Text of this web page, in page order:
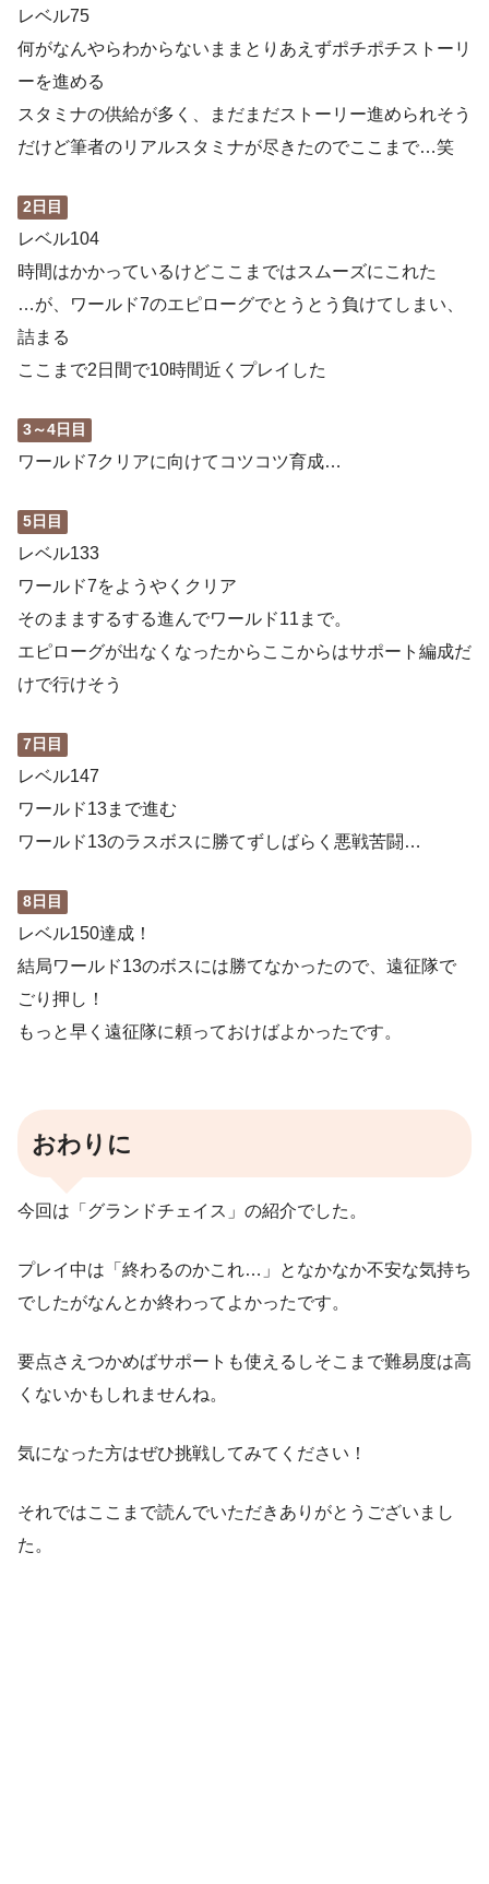
レベル75
何がなんやらわからないままとりあえずポチポチストーリ
ーを進める
スタミナの供給が多く、まだまだストーリー進められそう
だけど筆者のリアルスタミナが尽きたのでここまで…笑
2日目
レベル104
時間はかかっているけどここまではスムーズにこれた
…が、ワールド7のエピローグでとうとう負けてしまい、
詰まる
ここまで2日間で10時間近くプレイした
3～4日目
ワールド7クリアに向けてコツコツ育成…
5日目
レベル133
ワールド7をようやくクリア
そのままするする進んでワールド11まで。
エピローグが出なくなったからここからはサポート編成だ
けで行けそう
7日目
レベル147
ワールド13まで進む
ワールド13のラスボスに勝てずしばらく悪戦苦闘…
8日目
レベル150達成！
結局ワールド13のボスには勝てなかったので、遠征隊で
ごり押し！
もっと早く遠征隊に頼っておけばよかったです。
おわりに
今回は「グランドチェイス」の紹介でした。
プレイ中は「終わるのかこれ…」となかなか不安な気持ち
でしたがなんとか終わってよかったです。
要点さえつかめばサポートも使えるしそこまで難易度は高
くないかもしれませんね。
気になった方はぜひ挑戦してみてください！
それではここまで読んでいただきありがとうございまし
た。